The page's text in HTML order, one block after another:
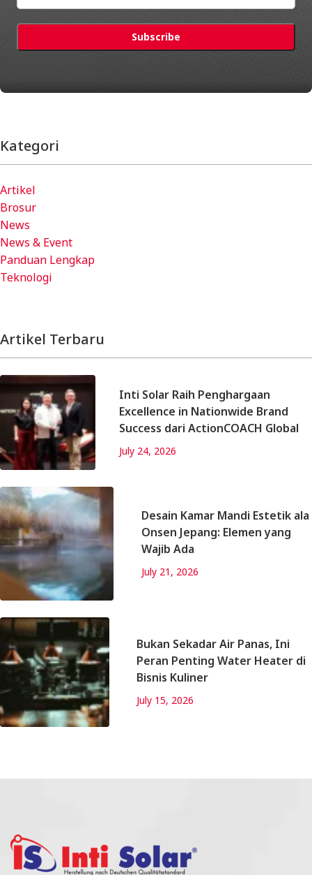
Kategori
Artikel
Brosur
News
News & Event
Panduan Lengkap
Teknologi
Artikel Terbaru
Inti Solar Raih Penghargaan
Excellence in Nationwide Brand
Success dari ActionCOACH Global
July 24, 2026
Desain Kamar Mandi Estetik ala
Onsen Jepang: Elemen yang
Wajib Ada
July 21, 2026
Bukan Sekadar Air Panas, Ini
Peran Penting Water Heater di
Bisnis Kuliner
July 15, 2026